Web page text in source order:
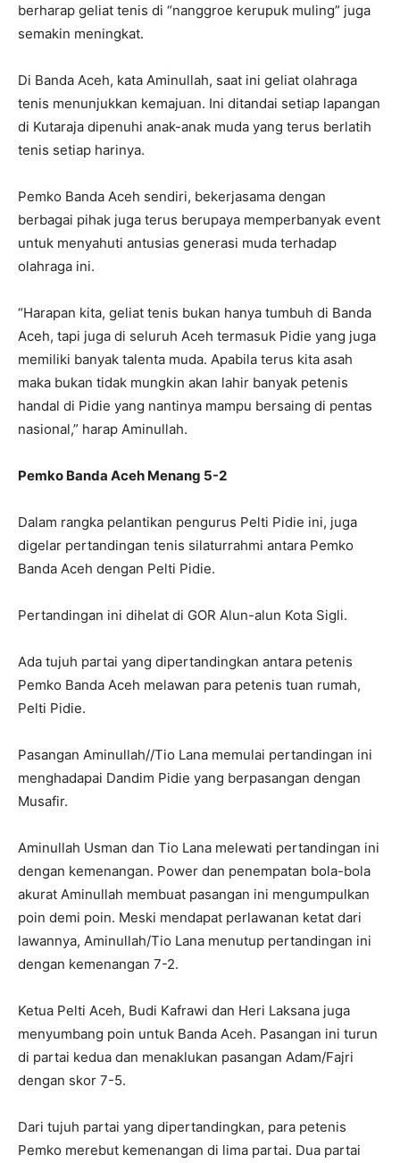
berharap geliat tenis di “nanggroe kerupuk muling” juga
semakin meningkat.
Di Banda Aceh, kata Aminullah, saat ini geliat olahraga
tenis menunjukkan kemajuan. Ini ditandai setiap lapangan
di Kutaraja dipenuhi anak-anak muda yang terus berlatih
tenis setiap harinya.
Pemko Banda Aceh sendiri, bekerjasama dengan
berbagai pihak juga terus berupaya memperbanyak event
untuk menyahuti antusias generasi muda terhadap
olahraga ini.
“Harapan kita, geliat tenis bukan hanya tumbuh di Banda
Aceh, tapi juga di seluruh Aceh termasuk Pidie yang juga
memiliki banyak talenta muda. Apabila terus kita asah
maka bukan tidak mungkin akan lahir banyak petenis
handal di Pidie yang nantinya mampu bersaing di pentas
nasional,” harap Aminullah.
Pemko Banda Aceh Menang 5-2
Dalam rangka pelantikan pengurus Pelti Pidie ini, juga
digelar pertandingan tenis silaturrahmi antara Pemko
Banda Aceh dengan Pelti Pidie.
Pertandingan ini dihelat di GOR Alun-alun Kota Sigli.
Ada tujuh partai yang dipertandingkan antara petenis
Pemko Banda Aceh melawan para petenis tuan rumah,
Pelti Pidie.
Pasangan Aminullah//Tio Lana memulai pertandingan ini
menghadapai Dandim Pidie yang berpasangan dengan
Musafir.
Aminullah Usman dan Tio Lana melewati pertandingan ini
dengan kemenangan. Power dan penempatan bola-bola
akurat Aminullah membuat pasangan ini mengumpulkan
poin demi poin. Meski mendapat perlawanan ketat dari
lawannya, Aminullah/Tio Lana menutup pertandingan ini
dengan kemenangan 7-2.
Ketua Pelti Aceh, Budi Kafrawi dan Heri Laksana juga
menyumbang poin untuk Banda Aceh. Pasangan ini turun
di partai kedua dan menaklukan pasangan Adam/Fajri
dengan skor 7-5.
Dari tujuh partai yang dipertandingkan, para petenis
Pemko merebut kemenangan di lima partai. Dua partai